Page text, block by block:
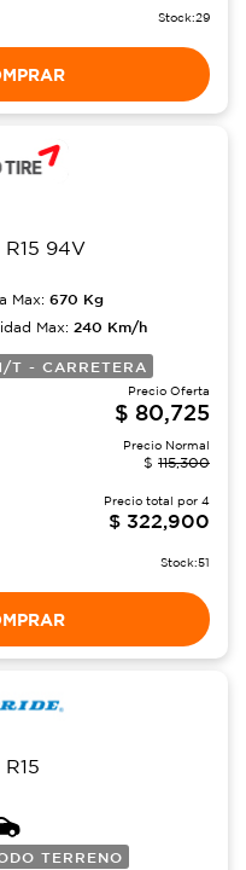
Stock:29
94V
Max: 670 Kg
Max: 240 Km/h
T - CARRETERA
Precio Oferta
$ 80,725
Precio Normal
$ 115,300
Precio total por 4
$ 322,900
Stock:51
TERRENO